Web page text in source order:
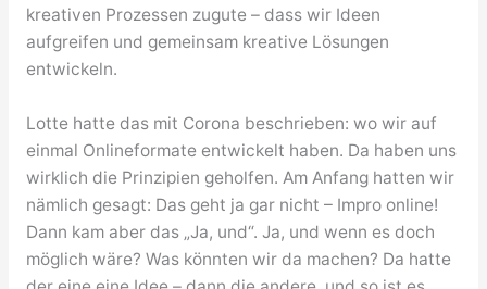
kreativen Prozessen zugute – dass wir Ideen
aufgreifen und gemeinsam kreative Lösungen
entwickeln.
Lotte hatte das mit Corona beschrieben: wo wir auf
einmal Onlineformate entwickelt haben. Da haben uns
wirklich die Prinzipien geholfen. Am Anfang hatten wir
nämlich gesagt: Das geht ja gar nicht – Impro online!
Dann kam aber das „Ja, und“. Ja, und wenn es doch
möglich wäre? Was könnten wir da machen? Da hatte